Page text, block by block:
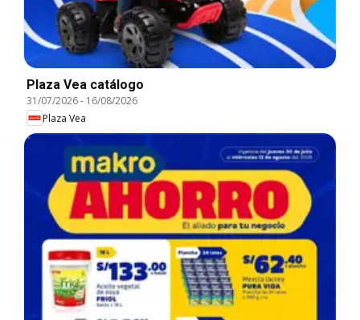
Plaza Vea catálogo
31/07/2026- 16/08/2026
Plaza Vea